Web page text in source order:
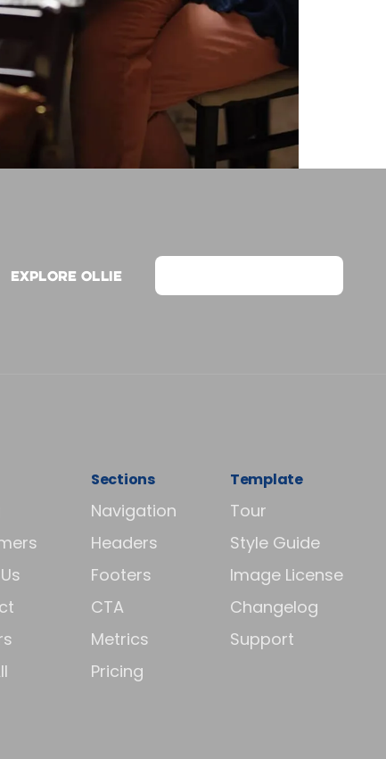
Explore Ollie
Sections
Navigation
Headers
Footers
CTA
Metrics
Pricing
Template
Tour
Style Guide
Image License
Changelog
Support